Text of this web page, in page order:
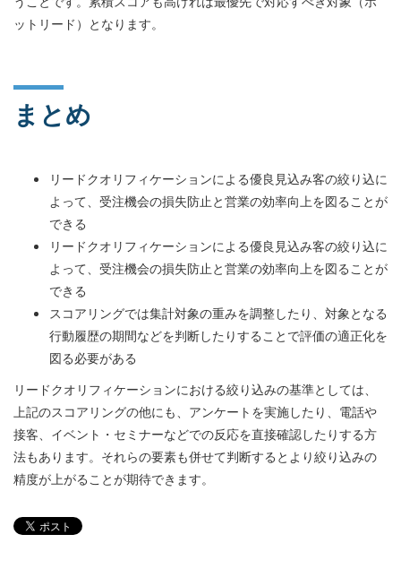
ットリード）となります。
まとめ
リードクオリフィケーションによる優良見込み客の絞り込に
よって、受注機会の損失防止と営業の効率向上を図ることが
できる
リードクオリフィケーションによる優良見込み客の絞り込に
よって、受注機会の損失防止と営業の効率向上を図ることが
できる
スコアリングでは集計対象の重みを調整したり、対象となる
行動履歴の期間などを判断したりすることで評価の適正化を
図る必要がある
リードクオリフィケーションにおける絞り込みの基準としては、
上記のスコアリングの他にも、アンケートを実施したり、電話や
接客、イベント・セミナーなどでの反応を直接確認したりする方
法もあります。それらの要素も併せて判断するとより絞り込みの
精度が上がることが期待できます。